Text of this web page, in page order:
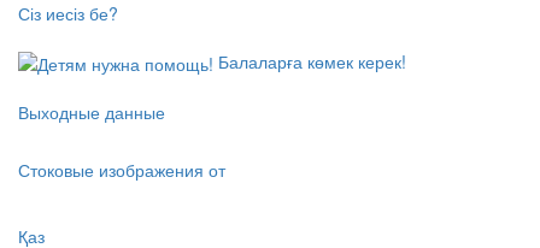
Сіз иесіз бе?
Балаларға көмек керек!
Выходные данные
Стоковые изображения от
Қаз